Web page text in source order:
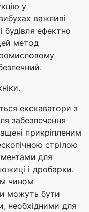
у
важливі
будівля ефектно
метод
екскаватори з
забезпечення
прикріпленим
стрілою
для
і дробарки.
чином
можуть бути
необхідними для